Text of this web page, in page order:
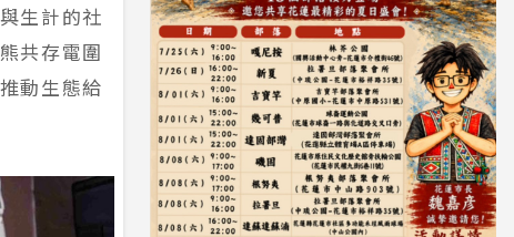
生計的社
共存電圍
動生態給